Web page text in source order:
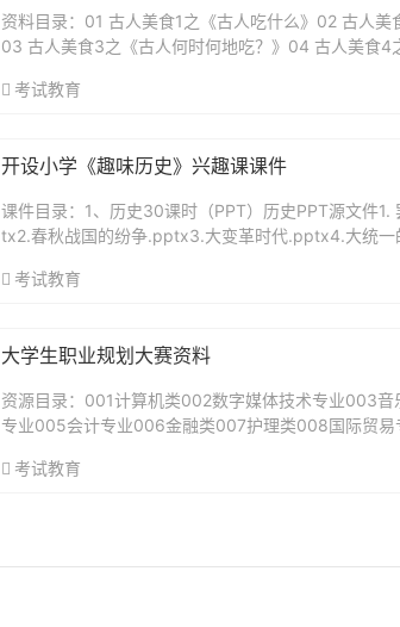
资料目录：01 古人美食1之《古人吃什么》02 古人美
03 古人美食3之《古人何时何地吃？》04 古人美食4
考试教育
开设小学《趣味历史》兴趣课课件
课件目录：1、历史30课时（PPT）历史PPT源文件1.
tx2.春秋战国的纷争.pptx3.大变革时代.pptx4.大统一
考试教育
大学生职业规划大赛资料
资源目录：001计算机类002数字媒体技术专业003
专业005会计专业006金融类007护理类008国际贸易
考试教育